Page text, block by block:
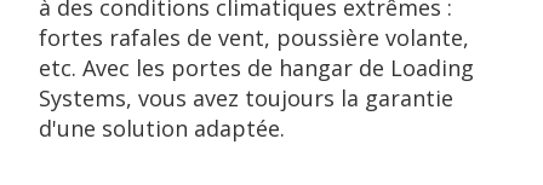
à des conditions climatiques extrêmes :
fortes rafales de vent, poussière volante,
etc. Avec les portes de hangar de Loading
Systems, vous avez toujours la garantie
d'une solution adaptée.